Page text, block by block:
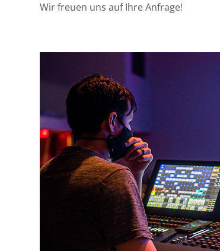
Wir freuen uns auf Ihre Anfrage!